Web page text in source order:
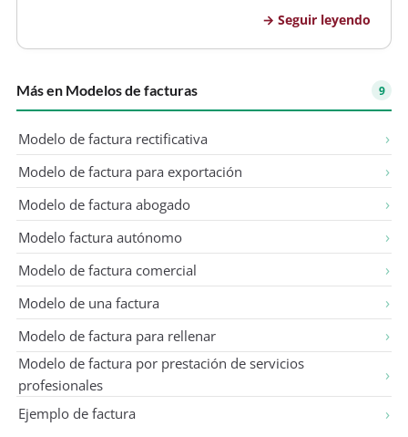
rentas gravadas en la primera o segunda categoría
de la Ley de la Renta. Puede co…
Seguir leyendo
Más en Modelos de facturas 9
Modelo de factura rectificativa
Modelo de factura para exportación
Modelo de factura abogado
Modelo factura autónomo
Modelo de factura comercial
Modelo de una factura
Modelo de factura para rellenar
Modelo de factura por prestación de servicios
profesionales
Ejemplo de factura